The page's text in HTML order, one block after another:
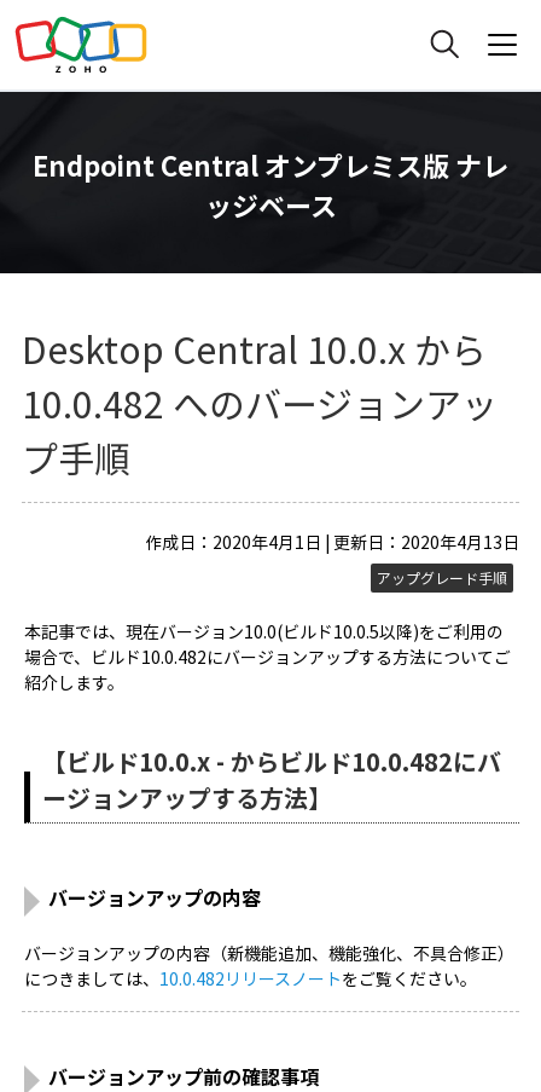
Endpoint Central オンプレミス版 ナレ
ッジベース
Desktop Central 10.0.x から
10.0.482 へのバージョンアッ
プ手順
作成日：2020年4月1日 | 更新日：2020年4月13日
アップグレード手順
本記事では、現在バージョン10.0(ビルド10.0.5以降)をご利用の
場合で、ビルド10.0.482にバージョンアップする方法についてご
紹介します。
【ビルド10.0.x - からビルド10.0.482にバ
ージョンアップする方法】
バージョンアップの内容
バージョンアップの内容（新機能追加、機能強化、不具合修正）
につきましては、 10.0.482リリースノートをご覧ください。
バージョンアップ前の確認事項